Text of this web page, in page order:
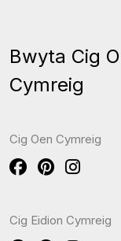
Bwyta Cig
Cymreig
Cig Oen Cymreig
Cig Eidion Cymreig